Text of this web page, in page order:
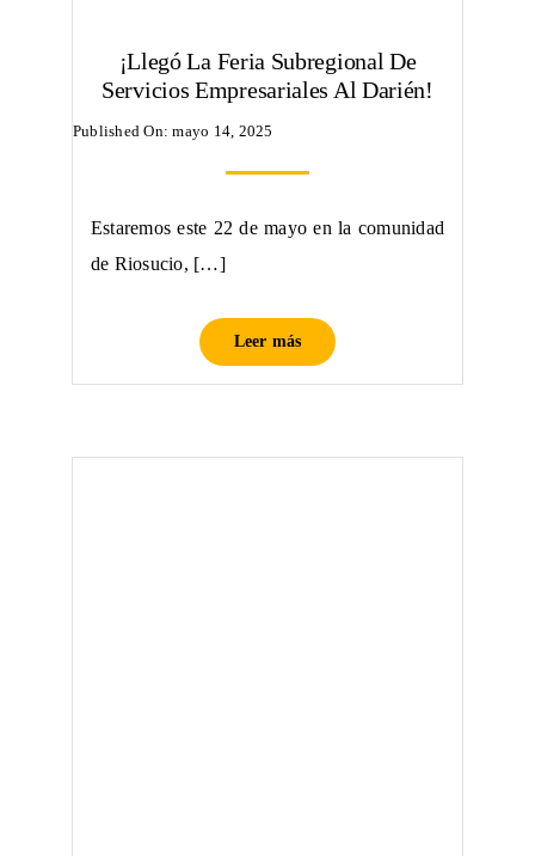
¡Llegó La Feria Subregional De
Servicios Empresariales Al Darién!
Published On: mayo 14, 2025
Estaremos este 22 de mayo en la comunidad
de Riosucio, […]
Leer más